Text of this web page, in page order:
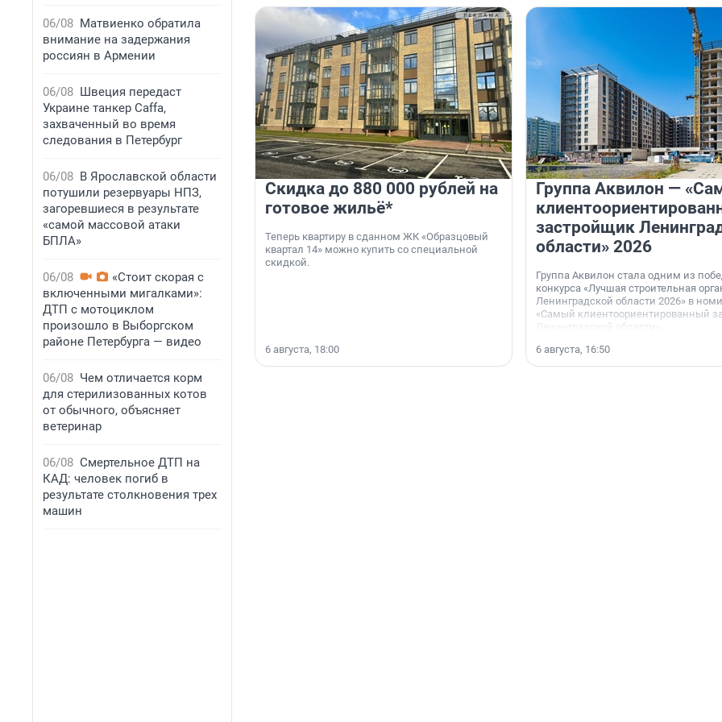
06/08 Матвиенко обратила
внимание на задержания
россиян в Армении
06/08 Швеция передаст
Украине танкер Caffa,
захваченный во время
следования в Петербург
06/08 В Ярославской области
потушили резервуары НПЗ,
загоревшиеся в результате
«самой массовой атаки
БПЛА»
06/08
«Стоит скорая с
включенными мигалками»:
ДТП с мотоциклом
произошло в Выборгском
районе Петербурга — видео
06/08 Чем отличается корм
для стерилизованных котов
от обычного, объясняет
ветеринар
06/08 Смертельное ДТП на
КАД: человек погиб в
результате столкновения трех
машин
Скидка до 880 000 рублей на
готовое жильё*
Теперь квартиру в сданном ЖК «Образцовый
квартал 14» можно купить со специальной
скидкой.
6 августа, 18:00
Группа Аквилон —
застройщик
области» 2026
Группа Аквилон стала одним из
конкурса «Лучшая строительная
Ленинградской области 2026» в
«Самый клиентоориентированный
Ленинградской области».
6 августа, 16:50